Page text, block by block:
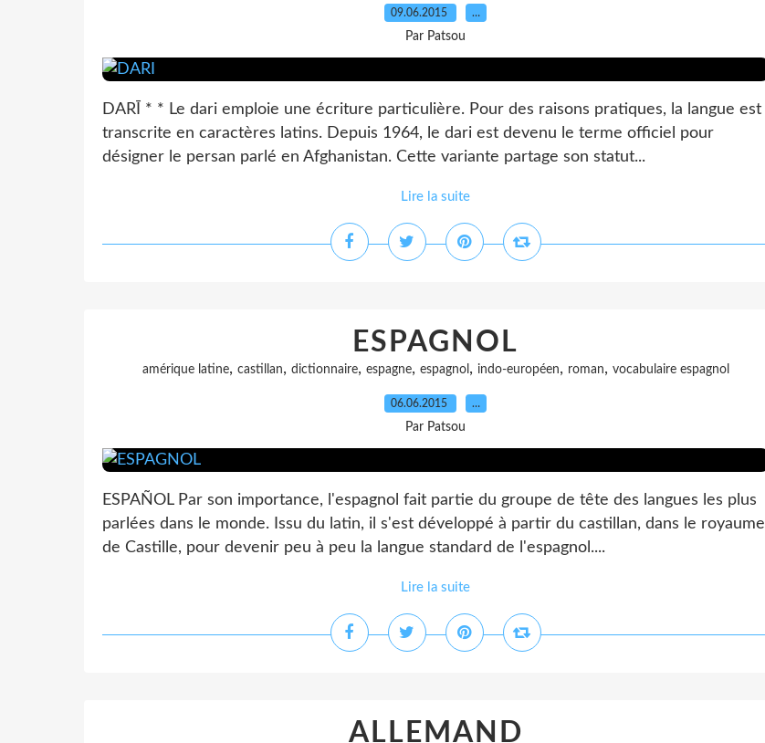
09.06.2015 …
Par Patsou
DARĪ * * Le dari emploie une écriture particulière. Pour des raisons pratiques, la langue est
transcrite en caractères latins. Depuis 1964, le dari est devenu le terme officiel pour
désigner le persan parlé en Afghanistan. Cette variante partage son statut...
Lire la suite
ESPAGNOL
amérique latine, castillan, dictionnaire, espagne, espagnol, indo-européen, roman, vocabulaire espagnol
06.06.2015 …
Par Patsou
ESPAÑOL Par son importance, l'espagnol fait partie du groupe de tête des langues les plus
parlées dans le monde. Issu du latin, il s'est développé à partir du castillan, dans le royaume
de Castille, pour devenir peu à peu la langue standard de l'espagnol....
Lire la suite
ALLEMAND